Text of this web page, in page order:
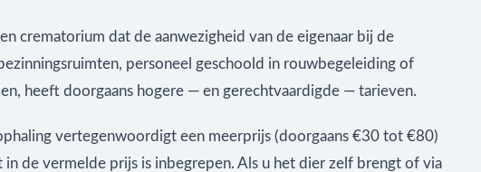
crematorium dat de aanwezigheid van de eigenaar bij de
personeel geschoold in rouwbegeleiding of
heeft doorgaans hogere — en gerechtvaardigde — tarieven.
vertegenwoordigt een meerprijs (doorgaans €30 tot €80)
de vermelde prijs is inbegrepen. Als u het dier zelf brengt of via